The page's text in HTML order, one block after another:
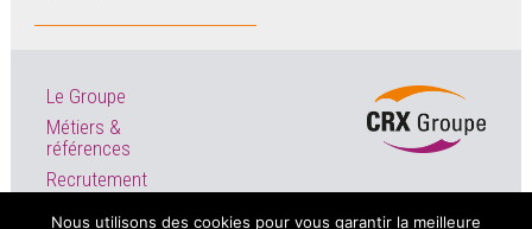
Le Groupe
Métiers &
références
Recrutement
Actualités
Nous utilisons des cookies pour vous garantir la meilleure